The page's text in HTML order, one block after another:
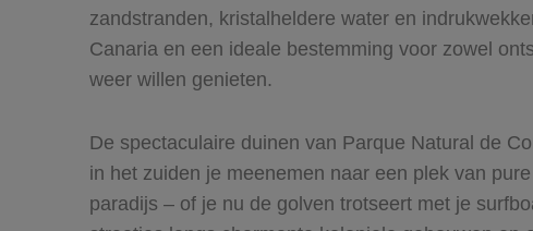
zandstranden, kristalheldere water en
Canaria en een ideale bestemming voor zowel
weer willen genieten.
De spectaculaire duinen van Parque Natural de
in het zuiden je meenemen naar een plek van
paradijs – of je nu de golven trotseert met je